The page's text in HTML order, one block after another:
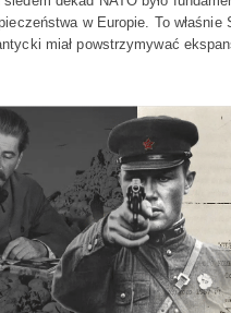
w Europie. To właśnie
miał powstrzymywać